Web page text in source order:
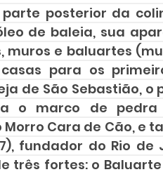
parte posterior da
de baleia, sua
muros e baluartes
para os
de São Sebastião,
o marco de
Cara de Cão, e
fundador do Rio
três fortes: o